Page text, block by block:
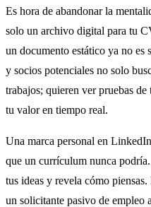
Es hora de abandonar la
solo un archivo digital para tu
un documento estático ya no es
y socios potenciales no solo
trabajos; quieren ver pruebas
tu valor en tiempo real.
Una marca personal en
que un currículum nunca
tus ideas y revela cómo
un solicitante pasivo de empleo